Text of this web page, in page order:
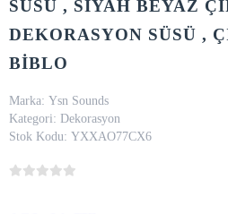
SÜSÜ , SİYAH BEYAZ
DEKORASYON SÜSÜ ,
BİBLO
Marka: Ysn Sounds
Kategori: Dekorasyon
Stok Kodu: YXXAO77CX6